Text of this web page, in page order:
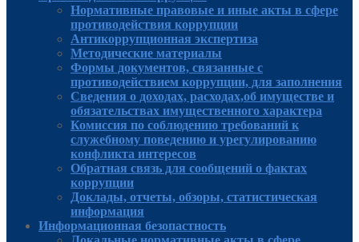
Нормативные правовые и иные акты в сфере
противодействия коррупции
Антикоррупционная экспертиза
Методические материалы
Формы документов, связанные с
противодействием коррупции, для заполнения
Сведения о доходах, расходах,об имуществе и
обязательствах имущественного характера
Комиссия по соблюдению требований к
служебному поведению и урегулированию
конфликта интересов
Обратная связь для сообщений о фактах
коррупции
Доклады, отчеты, обзоры, статистическая
информация
Информационная безопастность